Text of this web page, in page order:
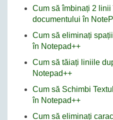
Cum să îmbinați 2 linii
documentului în
Cum să eliminați
în Notepad++
Cum să tăiați liniile
Notepad++
Cum să Schimbi
în Notepad++
Cum să eliminați